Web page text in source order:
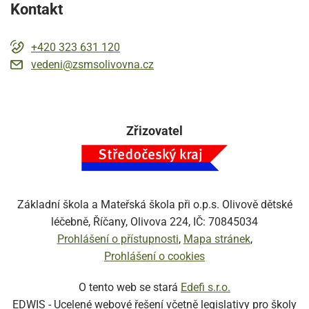
Kontakt
+420 323 631 120
vedeni@zsmsolivovna.cz
Zřizovatel
Základní škola a Mateřská škola při o.p.s. Olivově dětské
léčebně, Říčany, Olivova 224, IČ: 70845034
Prohlášení o přístupnosti Mapa stránek
Prohlášení o cookies
O tento web se stará Edefi s.r.o.
EDWIS - Ucelené webové řešení včetně legislativy pro školy